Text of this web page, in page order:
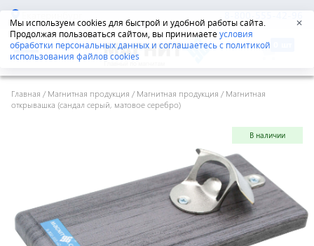
Мы используем cookies для быстрой и удобной работы сайта.
Продолжая пользоваться сайтом, вы принимаетеусловия
обработки персональных данных и соглашаетесь с политикой
использования файлов cookies
✕
Екатеринбург 8-800-555-42-96
Главная /Магнитная продукция /Магнитная продукция /Магнитная
открывашка (сандал серый, матовое серебро)
В наличии